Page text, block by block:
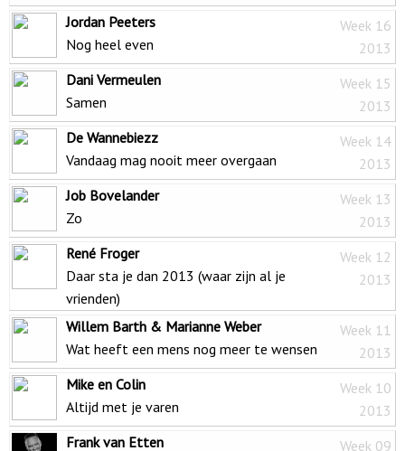
Week 16
2013
Jordan Peeters
Nog heel even
Week 15
2013
Dani Vermeulen
Samen
Week 14
2013
De Wannebiezz
Vandaag mag nooit meer overgaan
Week 13
2013
Job Bovelander
Zo
Week 12
2013
René Froger
Daar sta je dan 2013 (waar zijn al je
vrienden)
Week 11
2013
Willem Barth & Marianne Weber
Wat heeft een mens nog meer te wensen
Week 10
2013
Mike en Colin
Altijd met je varen
Week 09
Frank van Etten